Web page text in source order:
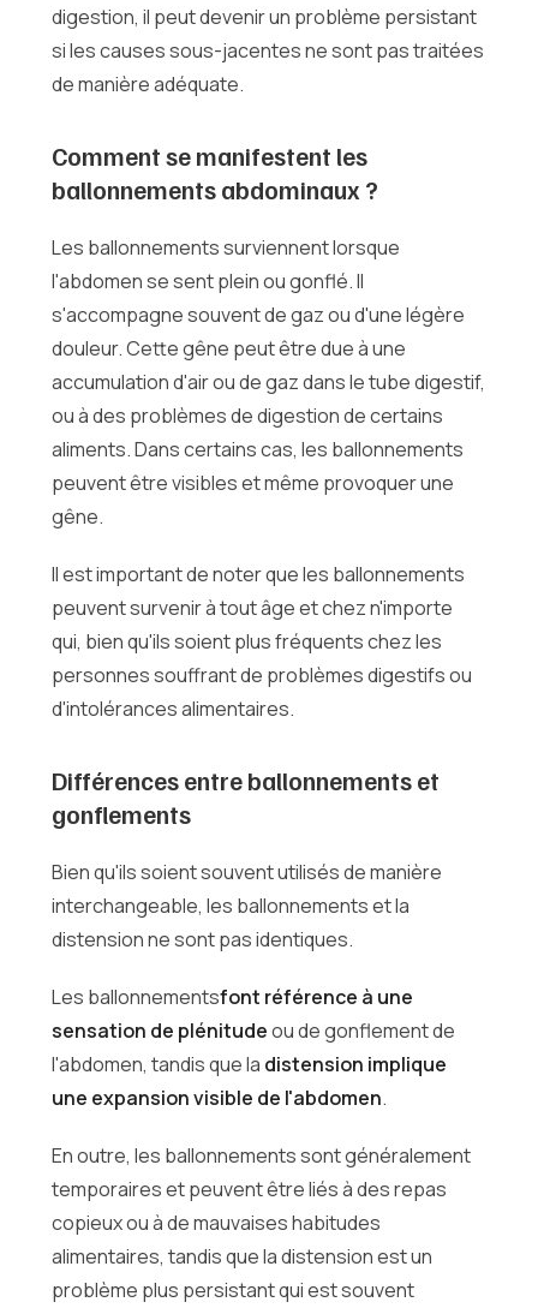
digestion, il peut devenir un problème persistant
si les causes sous-jacentes ne sont pas traitées
de manière adéquate.
Comment se manifestent les
ballonnements abdominaux ?
Les ballonnements surviennent lorsque
l'abdomen se sent plein ou gonflé. Il
s'accompagne souvent de gaz ou d'une légère
douleur. Cette gêne peut être due à une
accumulation d'air ou de gaz dans le tube digestif,
ou à des problèmes de digestion de certains
aliments. Dans certains cas, les ballonnements
peuvent être visibles et même provoquer une
gêne.
Il est important de noter que les ballonnements
peuvent survenir à tout âge et chez n'importe
qui, bien qu'ils soient plus fréquents chez les
personnes souffrant de problèmes digestifs ou
d'intolérances alimentaires.
Différences entre ballonnements et
gonflements
Bien qu'ils soient souvent utilisés de manière
interchangeable, les ballonnements et la
distension ne sont pas identiques.
Les ballonnementsfont référence à une
sensation de plénitudeou de gonflement de
l'abdomen, tandis que la distension implique
une expansion visible de l'abdomen.
En outre, les ballonnements sont généralement
temporaires et peuvent être liés à des repas
copieux ou à de mauvaises habitudes
alimentaires, tandis que la distension est un
problème plus persistant qui est souvent